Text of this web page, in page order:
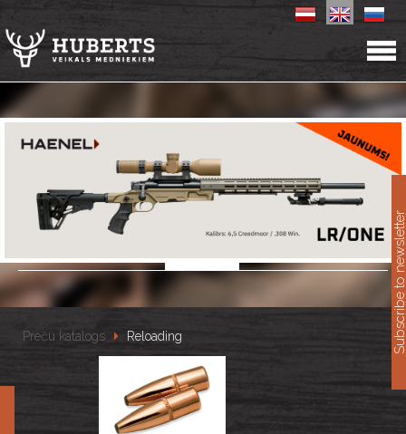
Preču katalogs Reloading Subscribe